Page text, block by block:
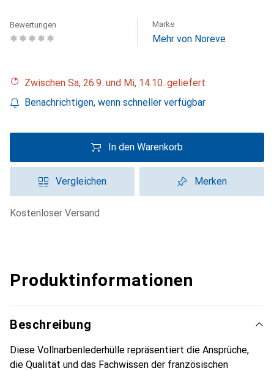
Bewertungen Marke
Mehr von Noreve
Zwischen Sa, 26.9. und Mi, 14.10. geliefert
Benachrichtigen, wenn schneller verfügbar
In den Warenkorb
Vergleichen Merken
kostenloser Versand
Produktinformationen
Beschreibung
Diese Vollnarbenlederhülle repräsentiert die Ansprüche,
die Qualität und das Fachwissen der französischen